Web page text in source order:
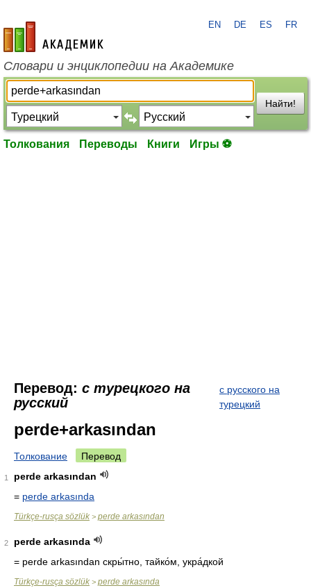
academic.ru
EN DE ES FR
Словари и энциклопедии на Академике
Найти!
Толкования Переводы Книги Игры ⚽
Перевод: с турецкого на
русский
с русского на
турецкий
perde+arkasından
Толкование Перевод
1
perde arkasından
= perde arkasında
Türkçe-rusça sözlük > perde arkasından
2
perde arkasında
= perde arkasından скры́тно, тайко́м, укра́дкой
Türkçe-rusça sözlük > perde arkasında